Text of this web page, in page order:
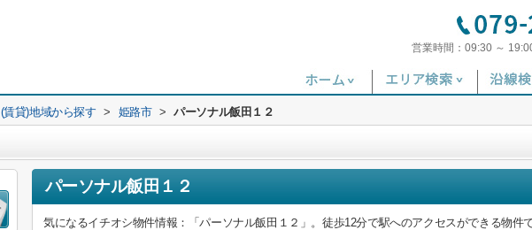
営業時間： 09:30 ～
(賃貸)地域から探す > 姫路市 > パーソナル飯田１２
パーソナル飯田１２
気になるイチオシ物件情報：「パーソナル飯田１２」。徒歩12分で駅へのアクセスができる物件